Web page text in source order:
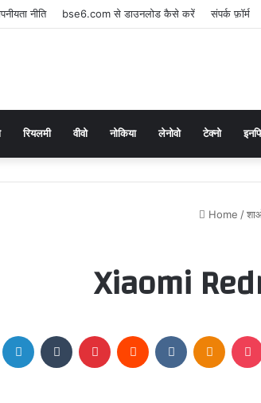
नीति bse6.com से डाउनलोड कैसे करें संपर्क फ़ॉर्म
रियलमी वीवो नोकिया लेनोवो टेक्नो
Home /
Xiaomi
Twitter LinkedIn Tumblr Pinterest Reddit VKontakte